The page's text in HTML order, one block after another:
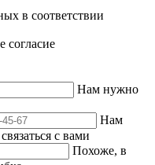
в соответствии
согласие
Нам нужно
Нам
с вами
Похоже, в